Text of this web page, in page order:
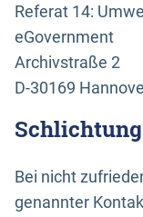
Referat 14:
eGovernment
Archivstraße 2
D-30169
Bei nicht
genannter